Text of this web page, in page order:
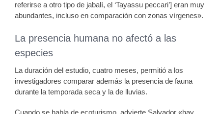
referirse a otro tipo de jabalí, el ‘Tayassu peccari’] eran muy
abundantes, incluso en comparación con zonas vírgenes».
La presencia humana no afectó a las
especies
La duración del estudio, cuatro meses, permitió a los
investigadores comparar además la presencia de fauna
durante la temporada seca y la de lluvias.
Cuando se habla de ecoturismo, advierte Salvador «hay